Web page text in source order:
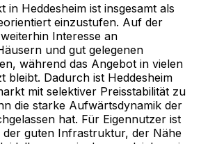
in Heddesheim ist insgesamt als
einzustufen. Auf der
Interesse an
und gut gelegenen
während das Angebot in vielen
bleibt. Dadurch ist Heddesheim
mit selektiver Preisstabilität zu
die starke Aufwärtsdynamik der
hat. Für Eigennutzer ist
guten Infrastruktur, der Nähe